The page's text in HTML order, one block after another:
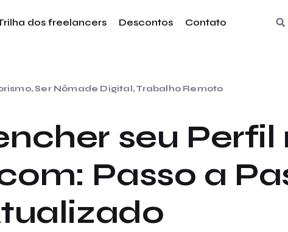
dos freelancers Descontos Contato
,Ser Nômade Digital,Trabalho Remoto
seu Perfil
Passo a